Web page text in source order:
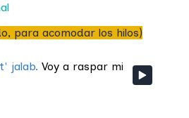
para acomodar los hilos)
jalab. Voy a raspar mi